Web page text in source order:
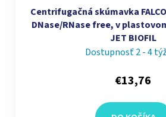
Centrifugačná skúmavka
DNase/RNase free, v
JET BIOFIL
Dostupnosť 2 - 4
€13,76